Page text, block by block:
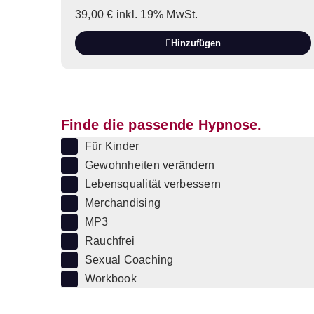
39,00€ inkl. 19% MwSt.
Hinzufügen
Finde die passende Hypnose.
Für Kinder
Gewohnheiten verändern
Lebensqualität verbessern
Merchandising
MP3
Rauchfrei
Sexual Coaching
Workbook